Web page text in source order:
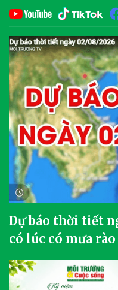
Dự báo thời tiết
có lúc có mưa